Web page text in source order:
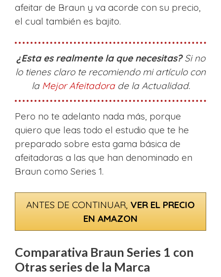
afeitar de Braun y va acorde con su precio,
el cual también es bajito.
¿Esta es realmente la que necesitas?Si no
lo tienes claro te recomiendo mi artículo con
la Mejor Afeitadorade la Actualidad.
Pero no te adelanto nada más, porque
quiero que leas todo el estudio que te he
preparado sobre esta gama básica de
afeitadoras a las que han denominado en
Braun como Series 1.
ANTES DE CONTINUAR, VER EL PRECIO
EN AMAZON
Comparativa Braun Series 1 con
Otras series de la Marca